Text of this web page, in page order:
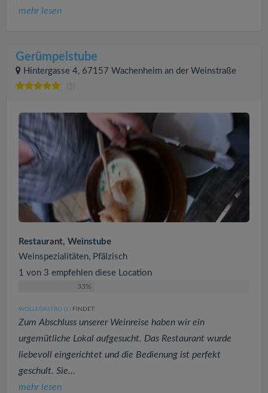
mehr lesen
Gerümpelstube
Hintergasse 4, 67157 Wachenheim an der Weinstraße
(3)
Restaurant, Weinstube
Weinspezialitäten, Pfälzisch
1 von 3 empfehlen diese Location
33%
WOLLEGASTRO (3 ) FINDET:
Zum Abschluss unserer Weinreise haben wir ein
urgemütliche Lokal aufgesucht. Das Restaurant wurde
liebevoll eingerichtet und die Bedienung ist perfekt
geschult. Sie...
mehr lesen